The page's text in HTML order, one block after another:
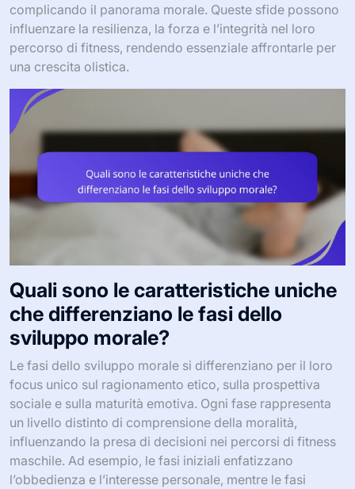
complicando il panorama morale. Queste sfide possono
influenzare la resilienza, la forza e l’integrità nel loro
percorso di fitness, rendendo essenziale affrontarle per
una crescita olistica.
Quali sono le caratteristiche uniche
che differenziano le fasi dello
sviluppo morale?
Le fasi dello sviluppo morale si differenziano per il loro
focus unico sul ragionamento etico, sulla prospettiva
sociale e sulla maturità emotiva. Ogni fase rappresenta
un livello distinto di comprensione della moralità,
influenzando la presa di decisioni nei percorsi di fitness
maschile. Ad esempio, le fasi iniziali enfatizzano
l’obbedienza e l’interesse personale, mentre le fasi